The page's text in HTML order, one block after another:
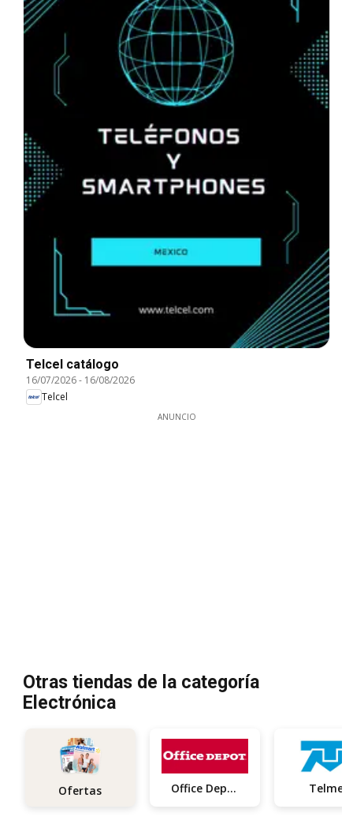
Telcel catálogo
16/07/2026- 16/08/2026
Telcel
ANUNCIO
Otras tiendas de la categoría
Electrónica
Ofertas Office Depot Telmex